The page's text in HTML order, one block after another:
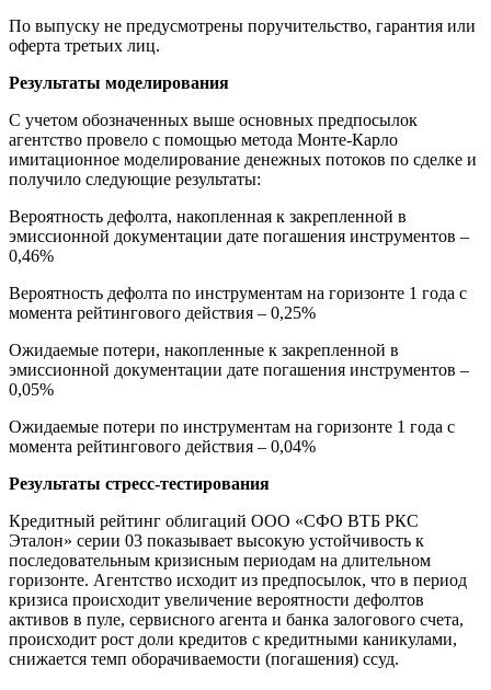
По выпуску не предусмотрены поручительство, гарантия или
оферта третьих лиц.
Результаты моделирования
С учетом обозначенных выше основных предпосылок
агентство провело с помощью метода Монте-Карло
имитационное моделирование денежных потоков по сделке и
получило следующие результаты:
Вероятность дефолта, накопленная к закрепленной в
эмиссионной документации дате погашения инструментов –
0,46%
Вероятность дефолта по инструментам на горизонте 1 года с
момента рейтингового действия – 0,25%
Ожидаемые потери, накопленные к закрепленной в
эмиссионной документации дате погашения инструментов –
0,05%
Ожидаемые потери по инструментам на горизонте 1 года с
момента рейтингового действия – 0,04%
Результаты стресс-тестирования
Кредитный рейтинг облигаций ООО «СФО ВТБ РКС
Эталон» серии 03 показывает высокую устойчивость к
последовательным кризисным периодам на длительном
горизонте. Агентство исходит из предпосылок, что в период
кризиса происходит увеличение вероятности дефолтов
активов в пуле, сервисного агента и банка залогового счета,
происходит рост доли кредитов с кредитными каникулами,
снижается темп оборачиваемости (погашения) ссуд.